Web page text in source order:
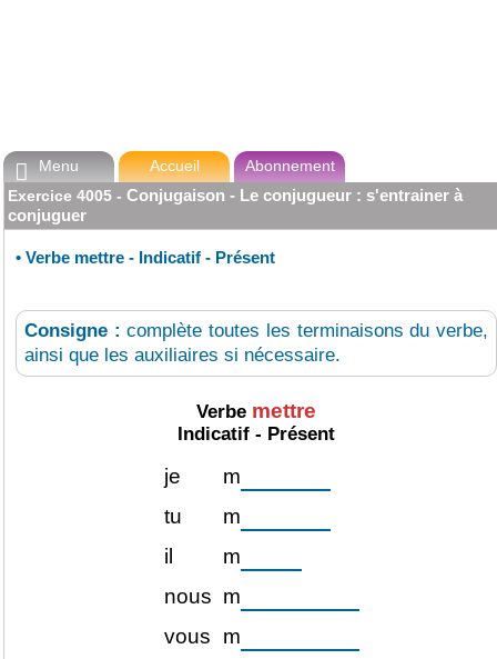
 Menu Accueil
Abonnement
Exercice 4005 - Conjugaison - Le conjugueur : s'entrainer à
conjuguer
• Verbe mettre - Indicatif - Présent
Consigne :complète toutes les terminaisons du verbe,
ainsi que les auxiliaires si nécessaire.
Verbe mettre
Indicatif - Présent
je
m
tu
m
il
m
nous m
vous
m